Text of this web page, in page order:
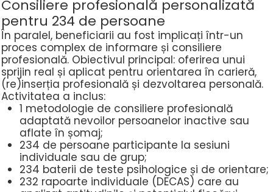
Consiliere profesională personalizată
pentru 234 de persoane
În paralel, beneficiarii au fost implicați într-un
proces complex de informare și consiliere
profesională. Obiectivul principal: oferirea unui
sprijin real și aplicat pentru orientarea în carieră,
(re)inserția profesională și dezvoltarea personală.
Activitatea a inclus:
1 metodologie de consiliere profesională
adaptată nevoilor persoanelor inactive sau
aflate în șomaj;
234 de persoane participante la sesiuni
individuale sau de grup;
234 baterii de teste psihologice și de orientare;
232 rapoarte individuale (DECAS) care au